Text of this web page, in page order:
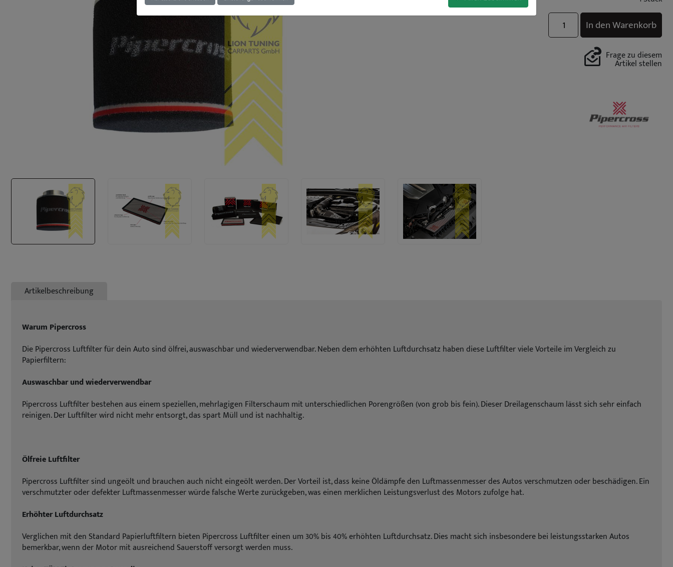
In den Warenkorb
Frage zu diesem
Artikel stellen
Artikelbeschreibung
Warum Pipercross
Die Pipercross Luftfilter für dein Auto sind ölfrei, auswaschbar und wiederverwendbar. Neben dem erhöhten Luftdurchsatz haben diese Luftfilter viele Vorteile im Vergleich zu
Papierfiltern:
Auswaschbar und wiederverwendbar
Pipercross Luftfilter bestehen aus einem speziellen, mehrlagigen Filterschaum mit unterschiedlichen Porengrößen (von grob bis fein). Dieser Dreilagenschaum lässt sich sehr einfach
reinigen. Der Luftfilter wird nicht mehr entsorgt, das spart Müll und ist nachhaltig.
Ölfreie Luftfilter
Pipercross Luftfilter sind ungeölt und brauchen auch nicht eingeölt werden. Der Vorteil ist, dass keine Öldämpfe den Luftmassenmesser des Autos verschmutzen oder beschädigen. Ein
verschmutzter oder defekter Luftmassenmesser würde falsche Werte zurückgeben, was einen merklichen Leistungsverlust des Motors zufolge hat.
Erhöhter Luftdurchsatz
Verglichen mit den Standard Papierluftfiltern bieten Pipercross Luftfilter einen um 30% bis 40% erhöhten Luftdurchsatz. Dies macht sich insbesondere bei leistungsstarken Autos
bemerkbar, wenn der Motor mit ausreichend Sauerstoff versorgt werden muss.